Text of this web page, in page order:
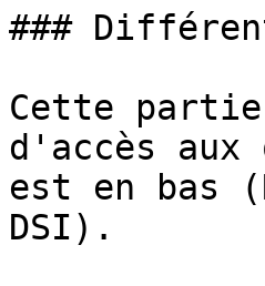
###
Cette
d'accès
est en bas
DSI).